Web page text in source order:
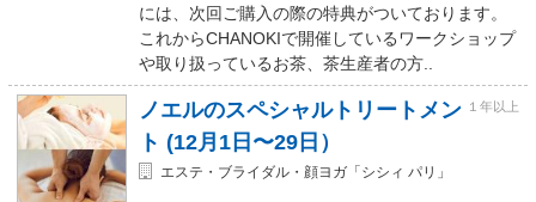
には、次回ご購入の際の特典がついております。
これからCHANOKIで開催しているワークショップ
や取り扱っているお茶、茶生産者の方..
ノエルのスペシャルトリートメン
ト (12月1日〜29日）
１年以上
エステ・ブライダル・顔ヨガ「シシィ パリ」